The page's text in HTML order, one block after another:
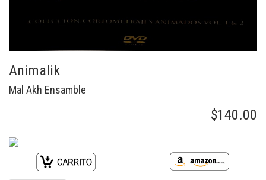
Animalik
Mal Akh Ensamble
$140.00